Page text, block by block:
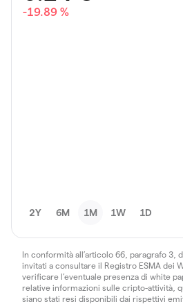
-19.89 %
2Y 6M 1M 1W 1D
In conformità all’articolo 66, paragrafo 3,
invitati a consultare il Registro ESMA dei
verificare l’eventuale presenza di white
relative informazioni sulle cripto-attività,
siano stati resi disponibili dai rispettivi